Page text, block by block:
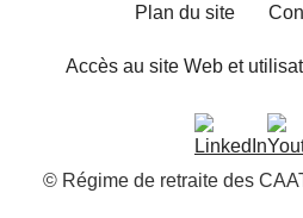
Plan du site
Accès au site Web et
© Régime de retraite des